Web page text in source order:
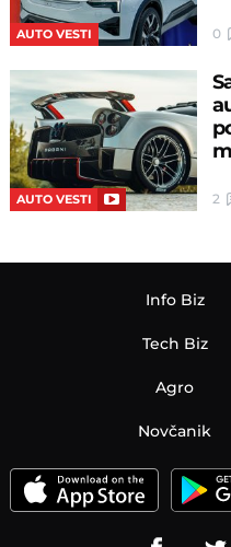
AUTO VESTI 0
AUTO VESTI 2
Info Biz
Tech Biz
Agro
Novčanik